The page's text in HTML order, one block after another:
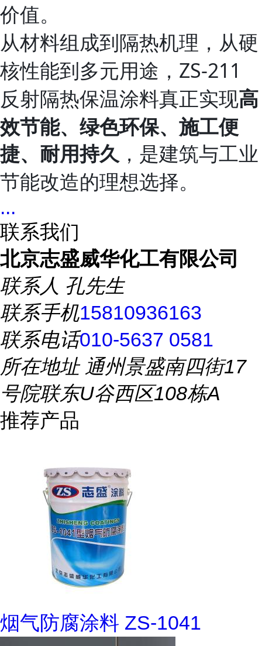
价值。
从材料组成到隔热机理，从硬
核性能到多元用途，ZS‑211
反射隔热保温涂料真正实现高
效节能、绿色环保、施工便
捷、耐用持久 ，是建筑与工业
节能改造的理想选择。
...
联系我们
北京志盛威华化工有限公司
联系人 孔先生
联系手机15810936163
联系电话010-5637 0581
所在地址通州景盛南四街17
号院联东U谷西区108栋A
推荐产品
烟气防腐涂料 ZS-1041